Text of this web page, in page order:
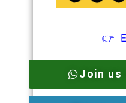
👉
Join us